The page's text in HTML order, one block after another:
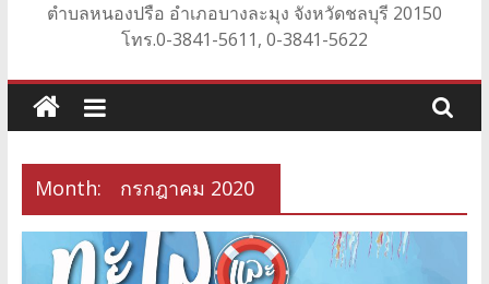
ตำบลหนองปรือ อำเภอบางละมุง จังหวัดชลบุรี 20150
โทร.0-3841-5611, 0-3841-5622
Month: กรกฎาคม 2020